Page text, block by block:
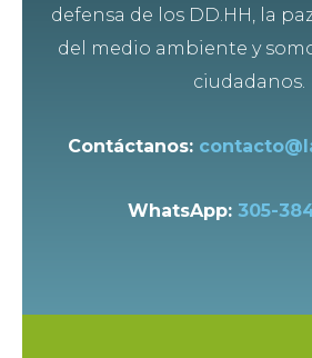
defensa de los DD.HH, la
del medio ambiente y
ciudadanos.
Contáctanos:
WhatsApp: 305-